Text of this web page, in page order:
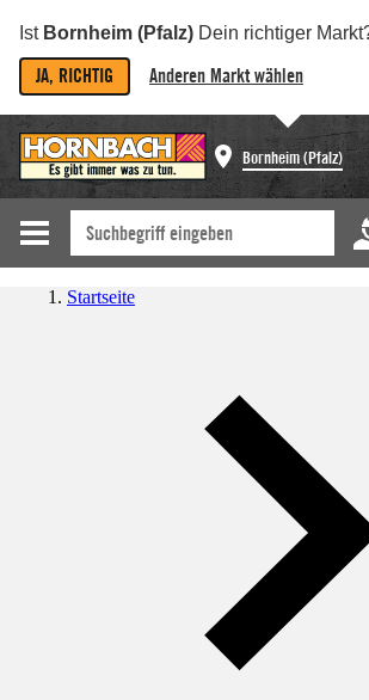
Ist Bornheim (Pfalz) Dein richtiger
JA, RICHTIG Anderen Markt wählen
Bornheim (Pfalz)
Startseite